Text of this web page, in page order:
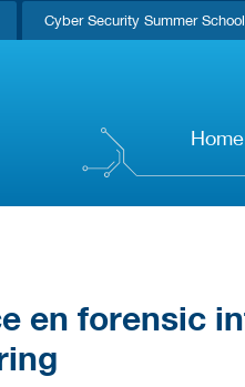
Cyber Security Summer School
Home
en forensic